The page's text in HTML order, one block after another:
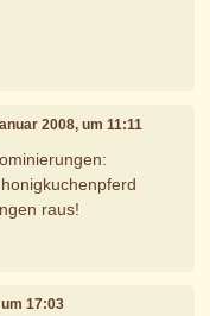
2008, um 11:11
raus!
17:03